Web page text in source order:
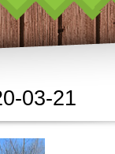
03-21